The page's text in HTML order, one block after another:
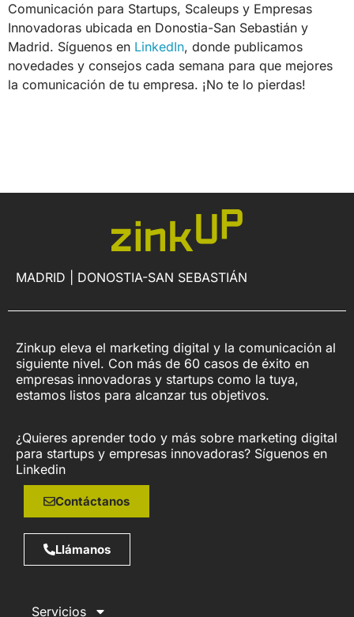
Comunicación para Startups, Scaleups y Empresas
Innovadoras ubicada en Donostia-San Sebastián y
Madrid. Síguenos en LinkedIn, donde publicamos
novedades y consejos cada semana para que mejores
la comunicación de tu empresa. ¡No te lo pierdas!
MADRID | DONOSTIA-SAN SEBASTIÁN
Zinkup eleva el marketing digital y la comunicación al
siguiente nivel. Con más de 60 casos de éxito en
empresas innovadoras y startups como la tuya,
estamos listos para alcanzar tus objetivos.
¿Quieres aprender todo y más sobre marketing digital
para startups y empresas innovadoras? Síguenos en
Linkedin
Contáctanos
Llámanos
Servicios